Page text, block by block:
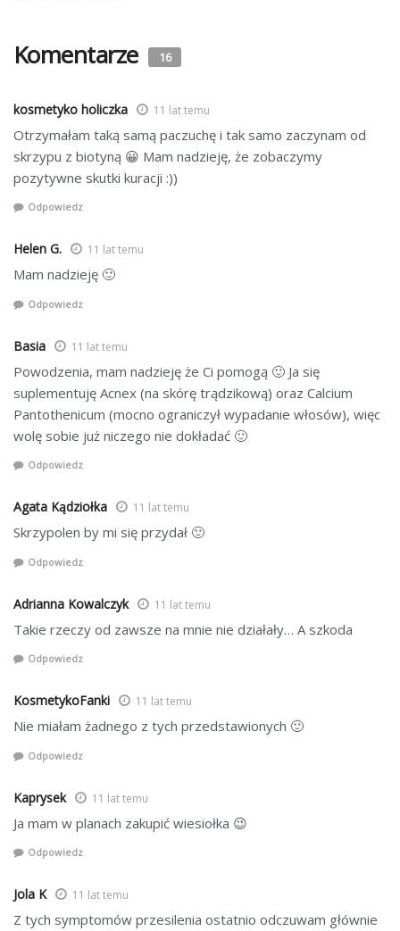
Komentarze 16
kosmetyko holiczka 11 lat temu
Otrzymałam taką samą paczuchę i tak samo zaczynam od
skrzypu z biotyną 😀 Mam nadzieję, że zobaczymy
pozytywne skutki kuracji :))
Odpowiedz
Helen G. 11 lat temu
Mam nadzieję 🙂
Odpowiedz
Basia 11 lat temu
Powodzenia, mam nadzieję że Ci pomogą 🙂 Ja się
suplementuję Acnex (na skórę trądzikową) oraz Calcium
Pantothenicum (mocno ograniczył wypadanie włosów), więc
wolę sobie już niczego nie dokładać 🙂
Odpowiedz
Agata Kądziołka 11 lat temu
Skrzypolen by mi się przydał 🙂
Odpowiedz
Adrianna Kowalczyk 11 lat temu
Takie rzeczy od zawsze na mnie nie działały… A szkoda
Odpowiedz
KosmetykoFanki 11 lat temu
Nie miałam żadnego z tych przedstawionych 🙂
Odpowiedz
Kaprysek 11 lat temu
Ja mam w planach zakupić wiesiołka 😉
Odpowiedz
Jola K 11 lat temu
Z tych symptomów przesilenia ostatnio odczuwam głównie